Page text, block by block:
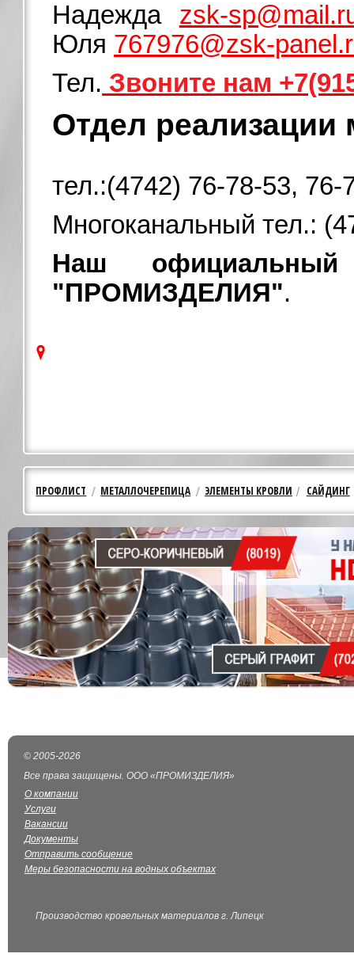
Надежда zsk-
Юля 767976@zsk-
Тел. Звоните нам
Отдел реализации
тел.:(4742) 76-78-53,
Многоканальный тел.:
Наш
"ПРОМИЗДЕЛИЯ".
ПРОФЛИСТ МЕТАЛЛОЧЕРЕПИЦА ЭЛЕМЕНТЫ КРОВЛИ САЙДИНГ
© 2005-2026
Все права защищены. ООО «ПРОМИЗДЕЛИЯ»
О компании
Услуги
Вакансии
Документы
Отправить сообщение
Меры безопасности на водных объектах
Производство кровельных материалов г. Липецк